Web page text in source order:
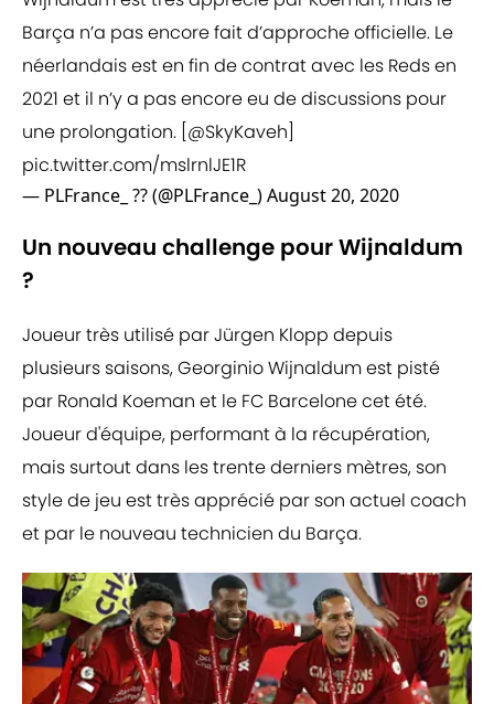
Barça n’a pas encore fait d’approche officielle. Le
néerlandais est en fin de contrat avec les Reds en
2021 et il n’y a pas encore eu de discussions pour
une prolongation. [ @SkyKaveh
pic.twitter.com/mslrnlJE1R
— PLFrance_ ?? (@PLFrance_)August 20, 2020
Un nouveau challenge pour Wijnaldum
?
Joueur très utilisé par Jürgen Klopp depuis
plusieurs saisons, Georginio Wijnaldum est pisté
par Ronald Koeman et le FC Barcelone cet été.
Joueur d'équipe, performant à la récupération,
mais surtout dans les trente derniers mètres, son
style de jeu est très apprécié par son actuel coach
et par le nouveau technicien du Barça.